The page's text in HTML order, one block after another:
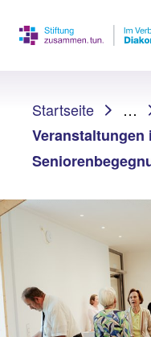
Startseite
…
Veranstaltungen